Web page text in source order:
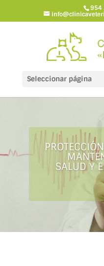
954
Seleccionar página
SALUD Y